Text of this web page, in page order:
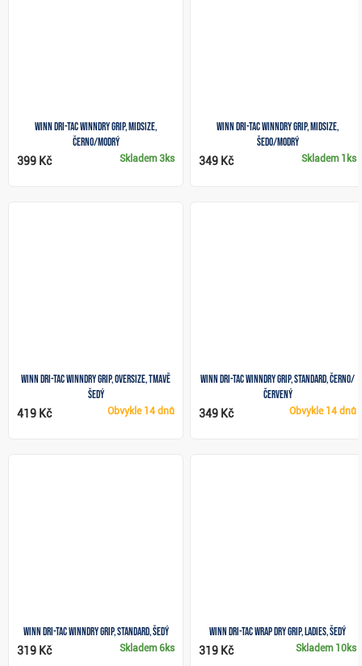
Winn Dri-Tac WinnDry grip, MIDSIZE,
černo/modrý
Skladem3ks
399 Kč
Winn Dri-Tac WinnDry grip, MIDSIZE,
šedo/modrý
Skladem 1ks
349 Kč
Winn Dri-Tac WinnDry grip, OVERSIZE, tmavě
šedý
Obvykle 14 dnů
419 Kč
Winn Dri-Tac WinnDry grip, Standard, černo/
červený
Obvykle 14 dnů
349 Kč
Winn Dri-Tac WinnDry grip, STANDARD, šedý
Skladem6ks
319 Kč
Winn Dri-Tac Wrap Dry grip, Ladies, šedý
Skladem 10ks
319 Kč